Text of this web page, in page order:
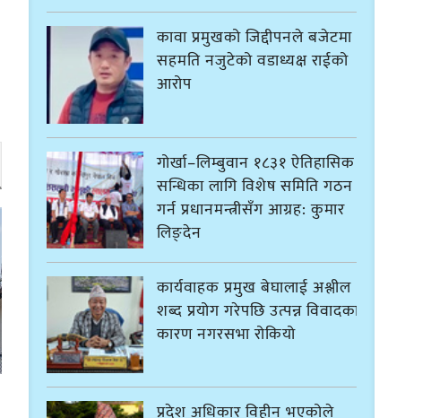
कावा प्रमुखको जिद्दीपनले बजेटमा
सहमति नजुटेको वडाध्यक्ष राईको
आरोप
गोर्खा–लिम्बुवान १८३१ ऐतिहासिक
सन्धिका लागि विशेष समिति गठन
गर्न प्रधानमन्त्रीसँग आग्रह: कुमार
लिङ्देन
कार्यवाहक प्रमुख बेघालाई अश्लील
शब्द प्रयोग गरेपछि उत्पन्न विवादका
कारण नगरसभा रोकियो